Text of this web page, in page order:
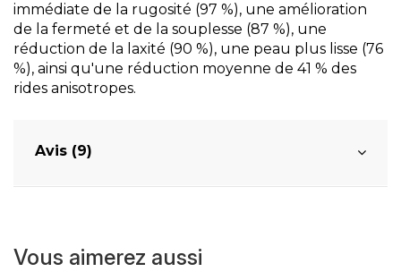
immédiate de la rugosité (97 %), une amélioration
de la fermeté et de la souplesse (87 %), une
réduction de la laxité (90 %), une peau plus lisse (76
%), ainsi qu'une réduction moyenne de 41 % des
rides anisotropes.
Avis (9)
Vous aimerez aussi